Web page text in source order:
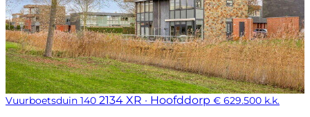
Vuurboetsduin 140 2134 XR · Hoofddorp € 629.500 k.k.